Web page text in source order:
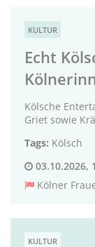
KULTUR
Echt
Kölsche
Griet sowie
Tags: Kölsch
03.10.2026,
Kölner
KULTUR